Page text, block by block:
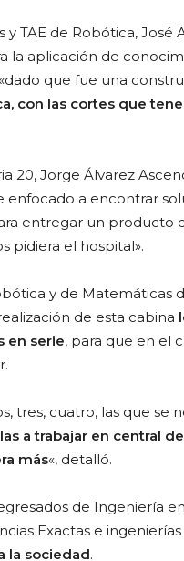
TAE de Robótica, José
la aplicación de
que fue una
con las cortes que
20, Jorge Álvarez
a encontrar
entregar un producto
pidiera el hospital».
y de Matemáticas
de esta cabina
en serie, para que en el
tres, cuatro, las que se
a trabajar en central
más«, detalló.
de Ingeniería
Exactas e ingenierías
la sociedad.